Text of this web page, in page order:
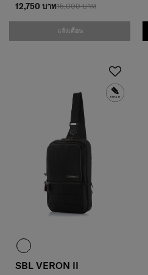
15,000 บาท
12,750 บาท
แจ้งเตือน
SBL VERON II